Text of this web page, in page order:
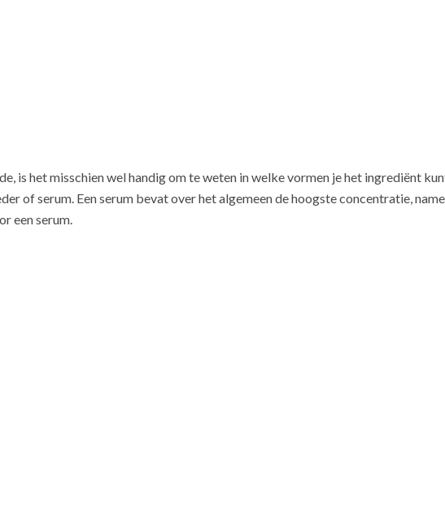
is het misschien wel handig om te weten in welke vormen je het ingrediënt
of serum. Een serum bevat over het algemeen de hoogste concentratie,
een serum.